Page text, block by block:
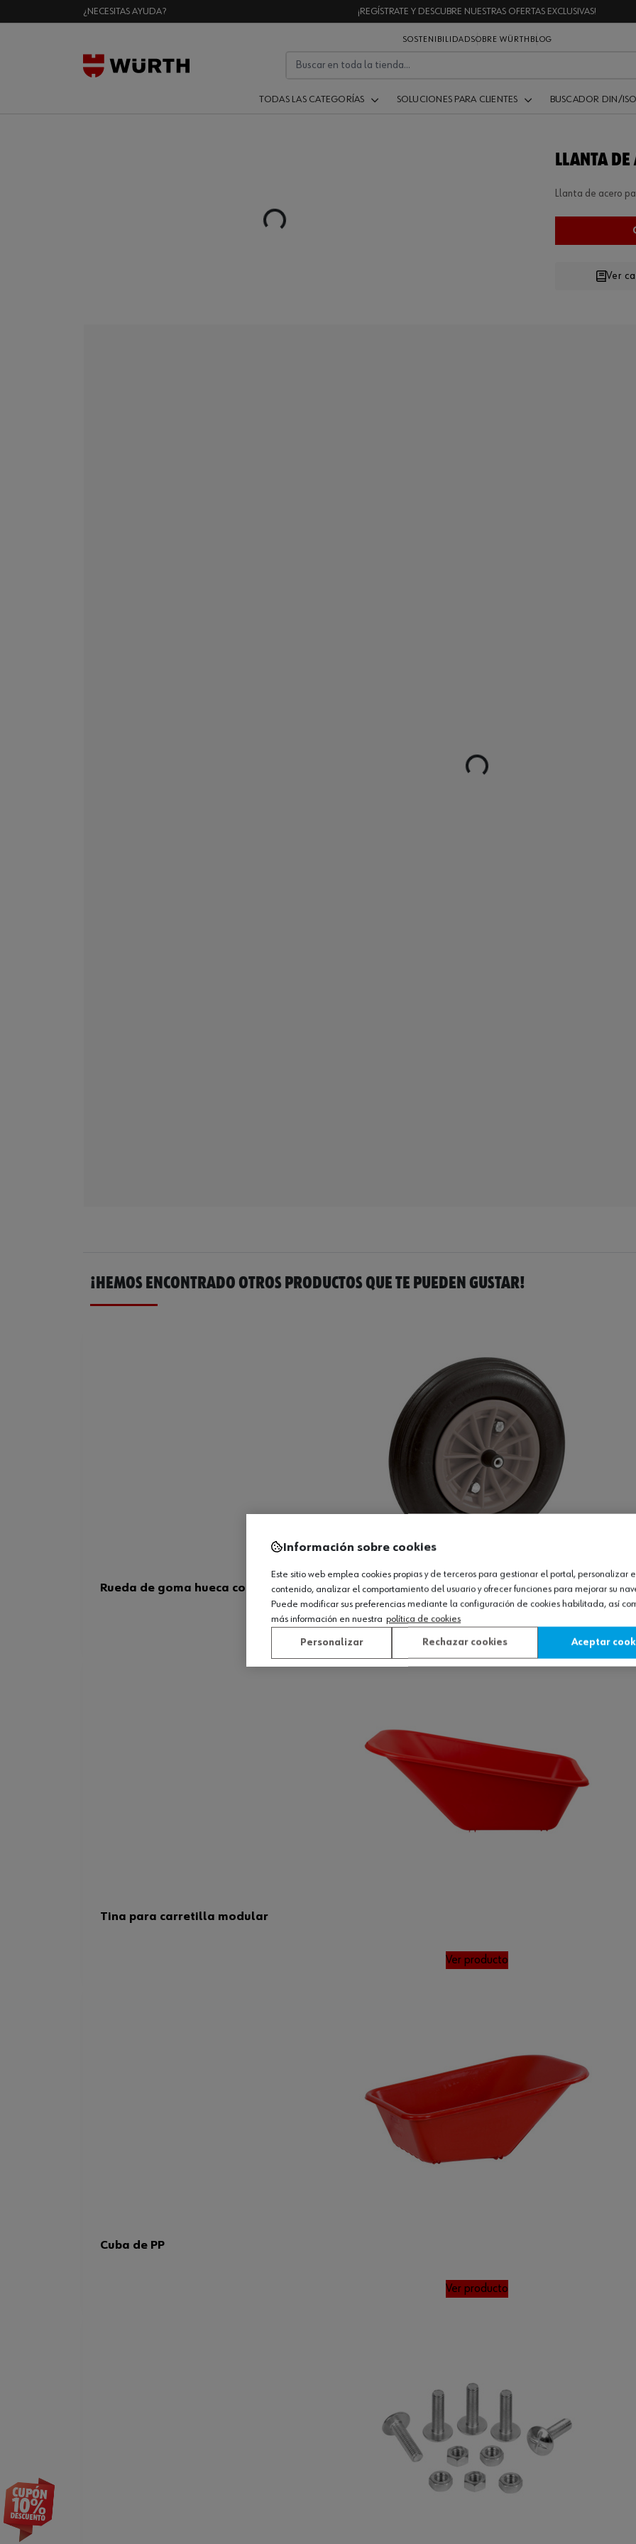
¿NECESITAS AYUDA? ¡REGÍSTRATE Y DESCUBRE NUESTRAS OFERTAS EXCLUSIVAS!
SOSTENIBILIDADSOBRE WÜRTH BLOG
TODAS LAS CATEGORÍAS SOLUCIONES PARA CLIENTES BUSCADOR DIN/ISO
Loading...
LLANTA
Llanta de acero
Ver
¡HEMOS ENCONTRADO OTROS PRODUCTOS QUE TE PUEDEN GUSTAR!
Rueda de goma hueca con llanta de plástico
Ver producto
Tina para carretilla modular
Ver producto
Cuba de PP
Ver producto
Información sobre cookies
Este sitio web emplea cookies propias y de terceros para gestionar el portal, personalizar
contenido, analizar el comportamiento del usuario y ofrecer funciones para mejorar su
Puede modificar sus preferencias mediante la configuración de cookies habilitada, así
más información en nuestra política de cookies
Personalizar Rechazar cookies Aceptar